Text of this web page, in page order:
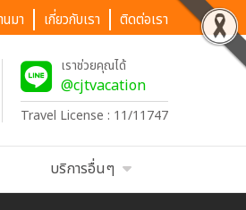
มา เกี่ยวกับเรา ติดต่อเรา
เราช่วยคุณได้
@cjtvacation
Travel License : 11/11747
บริการอื่นๆ